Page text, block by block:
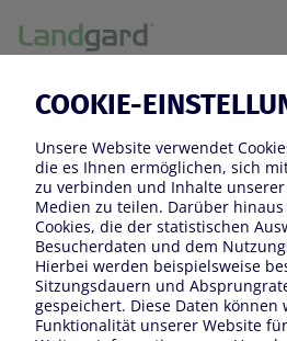
COOKIE-
Unsere Website verwendet
die es Ihnen ermöglichen, sich
zu verbinden und Inhalte
Medien zu teilen. Darüber
Cookies, die der statistischen
Besucherdaten und dem
Hierbei werden beispielsweise
Sitzungsdauern und
gespeichert. Diese Daten
Funktionalität unserer Website
VEILING RHEIN-
WIEDER
VERBAND DES
BLUMEN-GROSS-